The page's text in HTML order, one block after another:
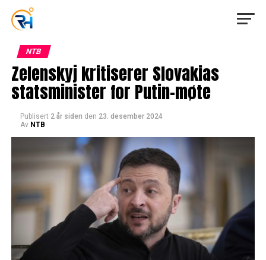
NTB
Zelenskyj kritiserer Slovakias
statsminister for Putin-møte
Publisert 2 år siden den 23. desember 2024
Av NTB